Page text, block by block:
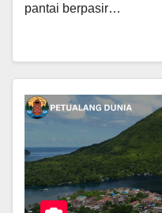
pantai berpasir…